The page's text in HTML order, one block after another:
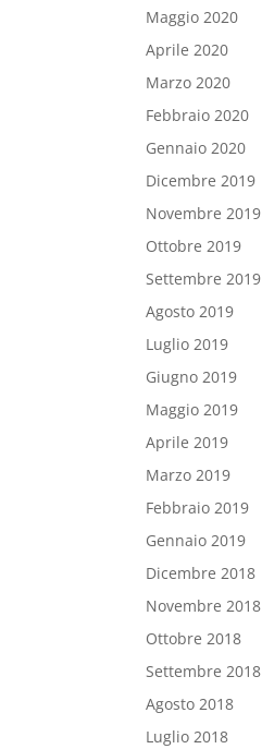
Maggio 2020
Aprile 2020
Marzo 2020
Febbraio 2020
Gennaio 2020
Dicembre 2019
Novembre 2019
Ottobre 2019
Settembre 2019
Agosto 2019
Luglio 2019
Giugno 2019
Maggio 2019
Aprile 2019
Marzo 2019
Febbraio 2019
Gennaio 2019
Dicembre 2018
Novembre 2018
Ottobre 2018
Settembre 2018
Agosto 2018
Luglio 2018